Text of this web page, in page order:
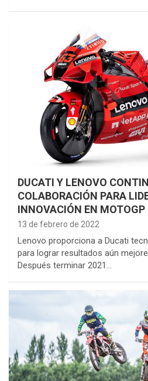
DUCATI Y LENOVO
COLABORACIÓN PARA
INNOVACIÓN EN MOTOGP
13 de febrero de 2022
Lenovo proporciona a Ducati
para lograr resultados aún
Después terminar 2021…